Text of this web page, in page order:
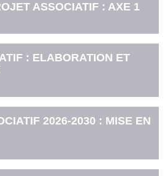
ASSOCIATIF : AXE 1
: ELABORATION ET
2026-2030 : MISE EN